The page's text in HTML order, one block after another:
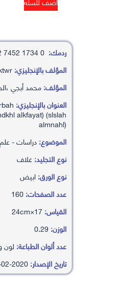
ردمك:
المؤلف بالإنجليزي:
المؤلف:محمد أبجي
العنوان بالإنجليزي:
alkfayat) (slslah
almnahl)
الموضوع:دراسات - علم
نوع التجليد:غلاف
نوع الورق:ابيض
عدد الصفحات:
القياس:
الوزن:
عدد ألوان الطباعة: لون
تاريخ الإصدار: